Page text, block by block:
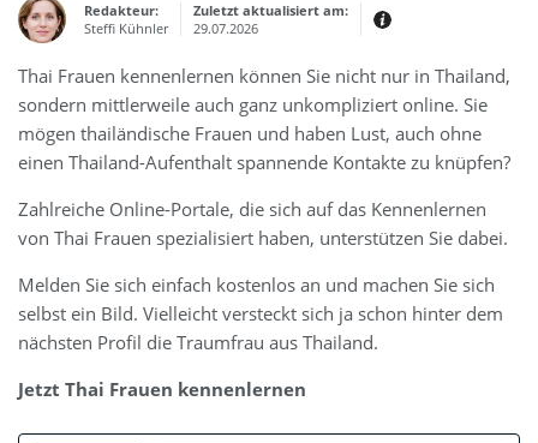
Redakteur:
Steffi Kühnler
Zuletzt aktualisiert am:
29.07.2026
Thema:
Erfahrungen:
Produkt- und Kategorietexte sowie
Newsberichte
Mein Werdegang ist relativ bunt,
Ausbildung in Elektrotechnik
abgeschlossen und später noch ein
IT-Studium an der Fachhochschule
draufgelegt.
Thai Frauen kennenlernen können Sie nicht nur in Thailand,
sondern mittlerweile auch ganz unkompliziert online. Sie
mögen thailändische Frauen und haben Lust, auch ohne
einen Thailand-Aufenthalt spannende Kontakte zu knüpfen?
Zahlreiche Online-Portale, die sich auf das Kennenlernen
von Thai Frauen spezialisiert haben, unterstützen Sie dabei.
Melden Sie sich einfach kostenlos an und machen Sie sich
selbst ein Bild. Vielleicht versteckt sich ja schon hinter dem
nächsten Profil die Traumfrau aus Thailand.
Jetzt Thai Frauen kennenlernen